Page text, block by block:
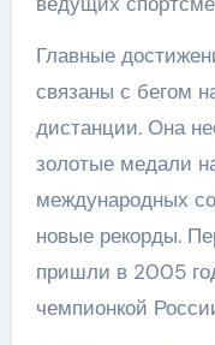
Главные
связаны с бегом
дистанции. Она
золотые медали
международных
новые рекорды.
пришли в 2005
чемпионкой